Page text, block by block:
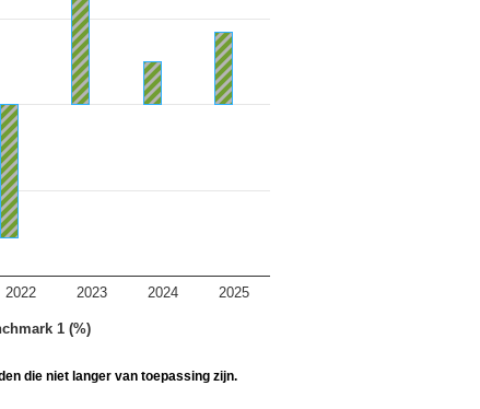
1 (%)
2022 2023 2024 2025
die niet langer van toepassing zijn.